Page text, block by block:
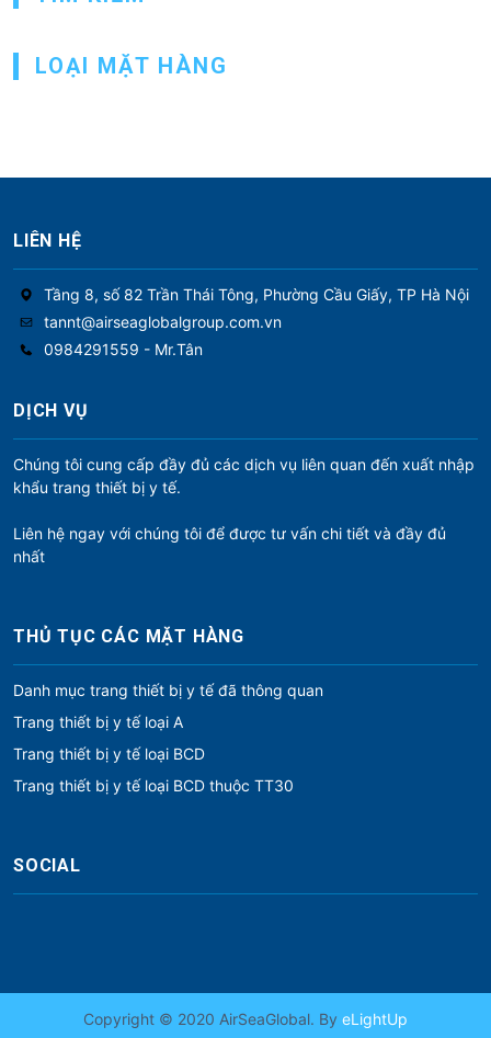
ế
t
LOẠI MẶT HÀNG
LIÊN HỆ
Tầng 8, số 82 Trần Thái Tông, Phường Cầu Giấy, TP Hà Nội
tannt@airseaglobalgroup.com.vn
0984291559 - Mr.Tân
DỊCH VỤ
Chúng tôi cung cấp đầy đủ các dịch vụ liên quan đến xuất nhập
khẩu trang thiết bị y tế.
Liên hệ ngay với chúng tôi để được tư vấn chi tiết và đầy đủ
nhất
THỦ TỤC CÁC MẶT HÀNG
Danh mục trang thiết bị y tế đã thông quan
Trang thiết bị y tế loại A
Trang thiết bị y tế loại BCD
Trang thiết bị y tế loại BCD thuộc TT30
SOCIAL
Copyright © 2020 AirSeaGlobal. By eLightUp